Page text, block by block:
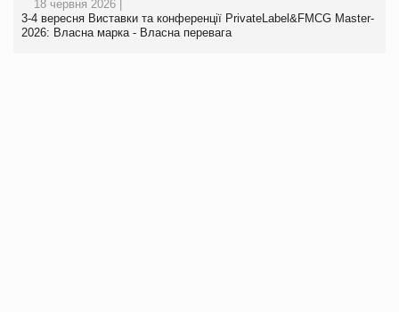
18 червня 2026 |
3-4 вересня Виставки та конференції PrivateLabel&FMCG Master-
2026: Власна марка - Власна перевага